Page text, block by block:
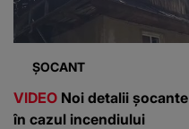
ȘOCANT
VIDEO Noi detalii șocante
în cazul incendiului